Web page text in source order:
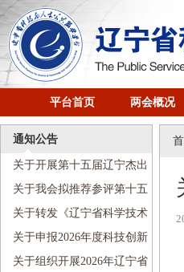
平台首页 两会概况
通知公告
关于开展第十五届辽宁杰出
科技青年奖评选工作的通知
关于我会拟推荐参评第十五
届辽宁杰出科技青年奖人选的
公示
关于转发《辽宁省科学技术
协会优化营商环境若干举措》
的通知
关于申报2026年度科技创新
智库项目的通知
关于组织开展2026年辽宁省